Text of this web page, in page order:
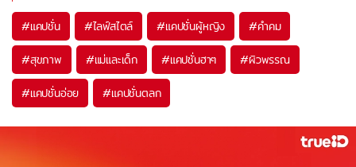
#แคปชั่น #ไลฟ์สไตล์ #แคปชั่นผู้หญิง #คำคม
#สุขภาพ #แม่และเด็ก #แคปชั่นฮาๆ #ผิวพรรณ
#แคปชั่นอ่อย #แคปชั่นตลก